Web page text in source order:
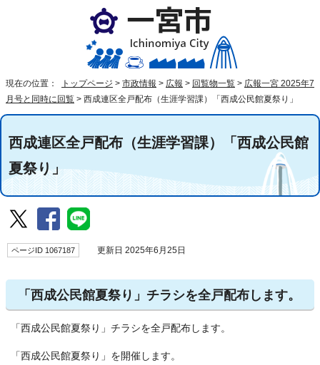
現在の位置： トップページ > 市政情報 > 広報 > 回覧物一覧 > 広報一宮 2025年7
月号と同時に回覧 > 西成連区全戸配布（生涯学習課）「西成公民館夏祭り」
西成連区全戸配布（生涯学習課）「西成公民館
夏祭り」
ページID 1067187 更新日 2025年6月25日
「西成公民館夏祭り」チラシを全戸配布します。
「西成公民館夏祭り」チラシを全戸配布します。
「西成公民館夏祭り」を開催します。